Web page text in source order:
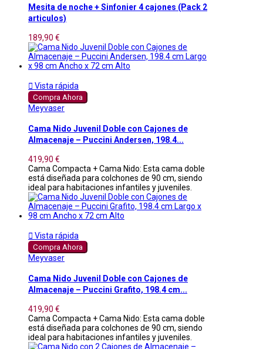
Mesita de noche + Sinfonier 4 cajones (Pack 2
articulos)
189,90 €
 Vista rápida
Compra Ahora
Meyvaser
Cama Nido Juvenil Doble con Cajones de
Almacenaje – Puccini Andersen, 198.4...
419,90 €
Cama Compacta + Cama Nido: Esta cama doble
está diseñada para colchones de 90 cm, siendo
ideal para habitaciones infantiles y juveniles.
 Vista rápida
Compra Ahora
Meyvaser
Cama Nido Juvenil Doble con Cajones de
Almacenaje – Puccini Grafito, 198.4 cm...
419,90 €
Cama Compacta + Cama Nido: Esta cama doble
está diseñada para colchones de 90 cm, siendo
ideal para habitaciones infantiles y juveniles.